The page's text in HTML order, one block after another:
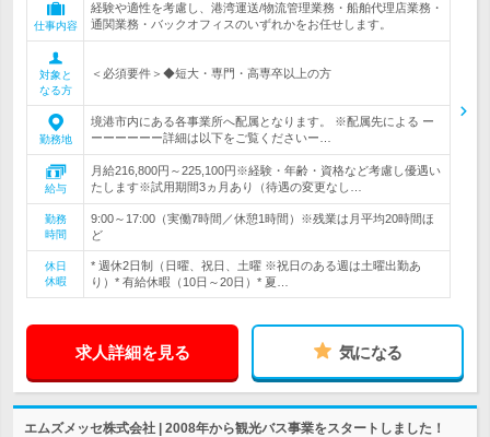
仕事内容
経験や適性を考慮し、港湾運送/物流管理業務・船舶代理店業務・
通関業務・バックオフィスのいずれかをお任せします。
対象と
なる方
＜必須要件＞◆短大・専門・高専卒以上の方
勤務地
境港市内にある各事業所へ配属となります。 ※配属先による ー
ーーーーーー詳細は以下をご覧くださいー…
給与
月給216,800円～225,100円※経験・年齢・資格など考慮し優遇い
たします※試用期間3ヵ月あり（待遇の変更なし…
勤務
時間
9:00～17:00（実働7時間／休憩1時間）※残業は月平均20時間ほ
ど
休日
休暇
* 週休2日制（日曜、祝日、土曜 ※祝日のある週は土曜出勤あ
り）* 有給休暇（10日～20日）* 夏…
求人詳細を見る 気になる
エムズメッセ株式会社 | 2008年から観光バス事業をスタートしました！